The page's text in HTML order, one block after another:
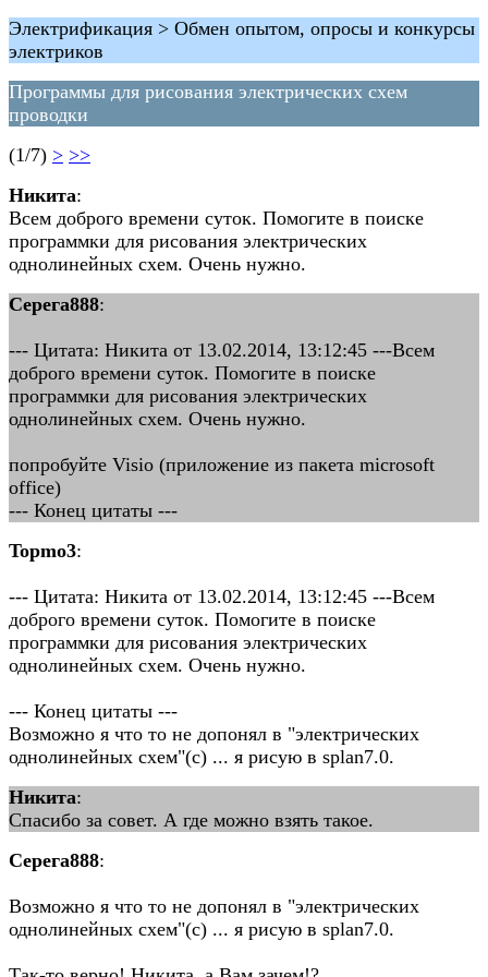
Электрификация > Обмен опытом, опросы и конкурсы
электриков
Программы для рисования электрических схем
проводки
(1/7) > >>
Никита:
Всем доброго времени суток. Помогите в поиске
программки для рисования электрических
однолинейных схем. Очень нужно.
Серега888:
--- Цитата: Никита от 13.02.2014, 13:12:45 ---Всем
доброго времени суток. Помогите в поиске
программки для рисования электрических
однолинейных схем. Очень нужно.
попробуйте Visio (приложение из пакета microsoft
office)
--- Конец цитаты ---
Topmo3:
--- Цитата: Никита от 13.02.2014, 13:12:45 ---Всем
доброго времени суток. Помогите в поиске
программки для рисования электрических
однолинейных схем. Очень нужно.
--- Конец цитаты ---
Возможно я что то не допонял в "электрических
однолинейных схем"(с) ... я рисую в splan7.0.
Никита:
Спасибо за совет. А где можно взять такое.
Серега888:
Возможно я что то не допонял в "электрических
однолинейных схем"(с) ... я рисую в splan7.0.